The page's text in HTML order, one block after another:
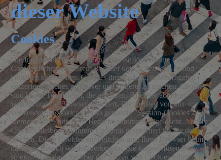
dieser Website
Cookies
Die Internetseiten verwenden teilweise so genannte Cookies.
Cookies richten auf Ihrem Rechner keinen Schaden an und
enthalten keien Viren. Cookies dienen dazu, unser Angebot
nutzerfreundlicher, effektiver und sicherer zu machen. Cookies
sind kleine Textdateien, die auf Ihrem REchner abgelegt
werden und Ihr Browser speichert. Die meisten von uns
verwendeten Cookies sind so genannte "Session-Cookies". Sie
werden nach Ende Ihres Besuchs automatisch gelöscht. Andere
Cookies bleiben auf Ihrem Endgerät gespeichert bis Sie diese
löschen. Diese Cookies ermöglichen uns, Ihren Browser beim
nächsten Besuch wiederzuerkennen. Sie können Ihren Browser
so einstellen, dass Sie über das Setzen von Cookies informiert